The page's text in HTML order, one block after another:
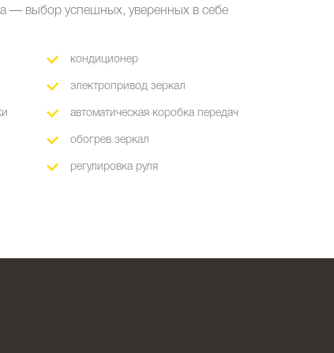
— выбор успешных, уверенных в себе
кондиционер
электропривод зеркал
автоматическая коробка передач
обогрев зеркал
регулировка руля